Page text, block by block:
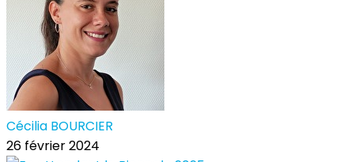
Cécilia BOURCIER
26 février 2024